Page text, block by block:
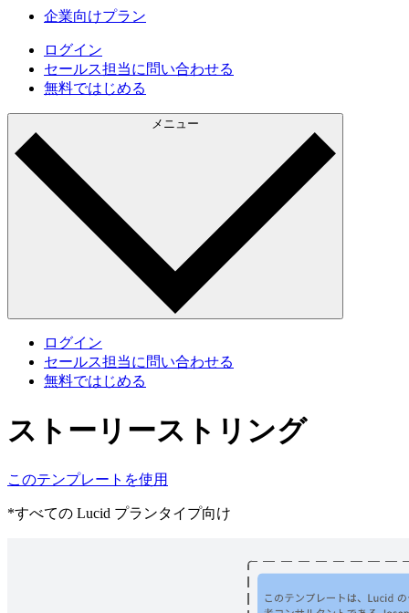
企業向けプラン
ログイン
セールス担当に問い合わせる
無料ではじめる
メニュー
ログイン
セールス担当に問い合わせる
無料ではじめる
ストーリーストリング
このテンプレートを使用
*すべての Lucid プランタイプ向け